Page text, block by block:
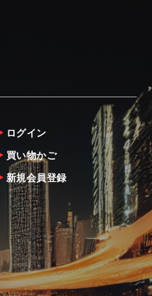
配送先が自動車関連
来ないことがあるこ
封のうえ、中身をご
は販売する商品に万
りますが、
った場合は商品出荷
いします。
後の交換や返品は、
できません。
真等をお願いする場
協力をお願いしま
ログイン
買い物かご
新規会員登録